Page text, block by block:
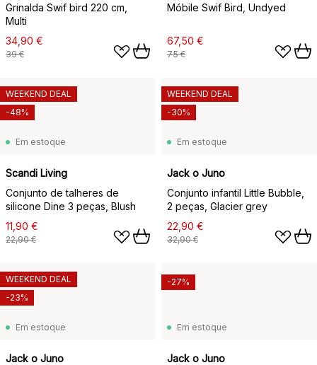
Grinalda Swif bird 220 cm,
Multi
34,90 €
39 €
Móbile Swif Bird, Undyed
67,50 €
75 €
Em estoque
Scandi Living
Conjunto de talheres de
silicone Dine 3 peças, Blush
11,90 €
22,90 €
WEEKEND DEAL
-48%
Em estoque
Jack o Juno
Conjunto infantil Little Bubble,
2 peças, Glacier grey
22,90 €
32,90 €
WEEKEND DEAL
-30%
Em estoque
Jack o Juno
WEEKEND DEAL
-23%
Em estoque
Jack o Juno
-27%